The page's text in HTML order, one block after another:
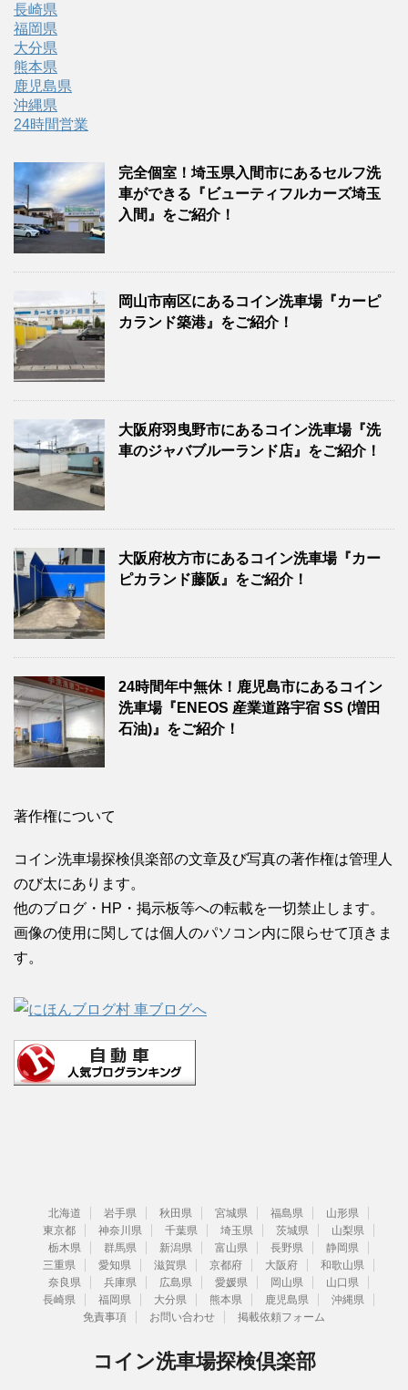
長崎県
福岡県
大分県
熊本県
鹿児島県
沖縄県
24時間営業
完全個室！埼玉県入間市にあるセルフ洗
車ができる『ビューティフルカーズ埼玉
入間』をご紹介！
岡山市南区にあるコイン洗車場『カーピ
カランド築港』をご紹介！
大阪府羽曳野市にあるコイン洗車場『洗
車のジャバブルーランド店』をご紹介！
大阪府枚方市にあるコイン洗車場『カー
ピカランド藤阪』をご紹介！
24時間年中無休！鹿児島市にあるコイン
洗車場『ENEOS 産業道路宇宿 SS (増田
石油)』をご紹介！
著作権について
コイン洗車場探検倶楽部の文章及び写真の著作権は管理人
のび太にあります。
他のブログ・HP・掲示板等への転載を一切禁止します。
画像の使用に関しては個人のパソコン内に限らせて頂きま
す。
北海道 岩手県 秋田県 宮城県 福島県
山形県
東京都
神奈川県 千葉県 埼玉県 茨城県
山梨県
栃木県
群馬県 新潟県 富山県 長野県
静岡県
三重県
愛知県 滋賀県 京都府 大阪府
和歌山県
奈良県
兵庫県 広島県 愛媛県 岡山県
山口県
長崎県
福岡県 大分県 熊本県 鹿児島県
沖縄県
免責事項
お問い合わせ 掲載依頼フォーム
コイン洗車場探検倶楽部